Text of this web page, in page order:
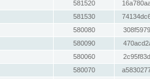
581520
581530
580080
580090
580060
580070